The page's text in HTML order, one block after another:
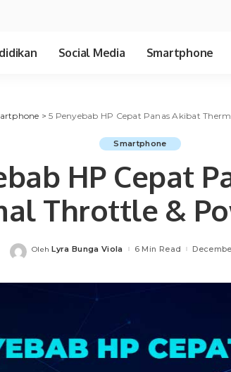
Social Media Smartphone
>5 Penyebab HP Cepat Panas Akibat
Smartphone
HP Cepat
Throttle &
Posted
Oleh Lyra Bunga Viola 6 Min Read